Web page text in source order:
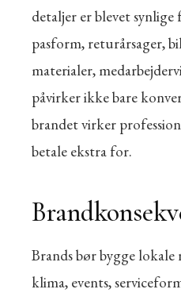
detaljer er blevet
pasform, returårsager,
materialer,
påvirker ikke bare
brandet virker
betale ekstra for.
Brands bør bygge
klima, events,